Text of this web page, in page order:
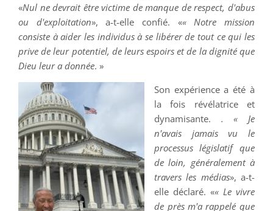
«Nul ne devrait être victime de manque de respect, d'abus
ou d'exploitation», a-t-elle confié. «« Notre mission
consiste à aider les individus à se libérer de tout ce qui les
prive de leur potentiel, de leurs espoirs et de la dignité que
Dieu leur a donnée. »
Son expérience a été à
la fois révélatrice et
dynamisante. . « Je
n'avais jamais vu le
processus législatif que
de loin, généralement à
travers les médias», a-t-
elle déclaré. «« Le vivre
de près m'a rappelé que